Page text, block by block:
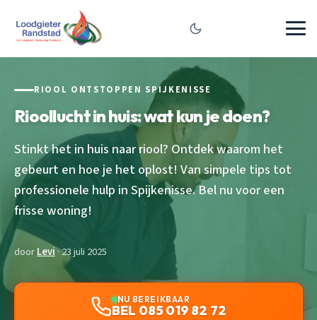
RIOOL ONTSTOPPEN SPIJKENISSE
Rioollucht in huis: wat kun je doen?
Stinkt het in huis naar riool? Ontdek waarom het
gebeurt en hoe je het oplost! Van simpele tips tot
professionele hulp in Spijkenisse. Bel nu voor een
frisse woning!
doorLevi· 23 juli 2025
NU BEREIKBAAR
BEL 085 019 82 72